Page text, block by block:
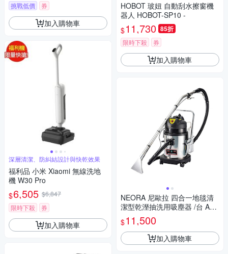
挑戰低價
券
加入購物車
深層清潔、防糾結設計與快乾效果
福利品 小米 Xiaomi 無線洗地
機 W30 Pro
$6,505 $6,847
限時下殺
券
加入購物車
HOBOT 玻妞 自動刮水擦窗機
器人 HOBOT-SP10 -
$11,730 85折
限時下殺 券
加入購物車
NEORA 尼歐拉 四合一地毯清
潔型乾溼抽洗用吸塵器 /台 AS-
200 SC
$11,500
加入購物車